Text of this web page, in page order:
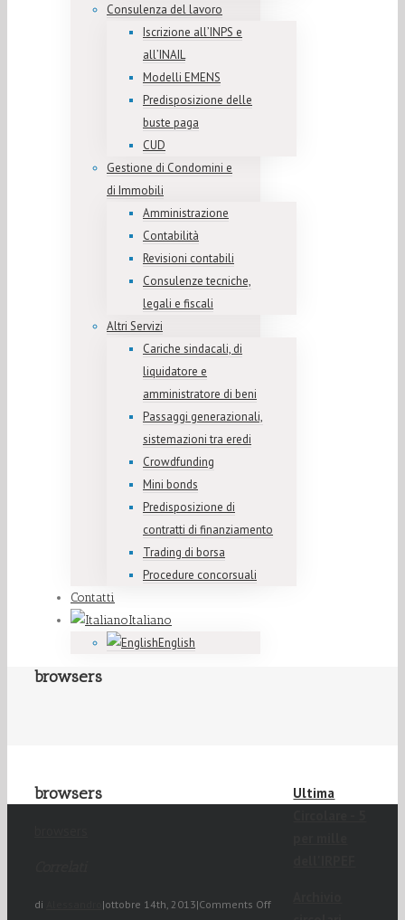
Consulenza del lavoro
Iscrizione all’INPS e
all’INAIL
Modelli EMENS
Predisposizione delle
buste paga
CUD
Gestione di Condomini e
di Immobili
Amministrazione
Contabilità
Revisioni contabili
Consulenze tecniche,
legali e fiscali
Altri Servizi
Cariche sindacali, di
liquidatore e
amministratore di beni
Passaggi generazionali,
sistemazioni tra eredi
Crowdfunding
Mini bonds
Predisposizione di
contratti di finanziamento
Trading di borsa
Procedure concorsuali
Contatti
Italiano
English
browsers
browsers
di |ottobre 14th, 2013|Comments Off
Ultima